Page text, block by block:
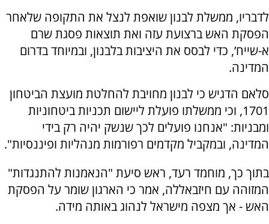
לדבריו, ממשלת לבנון שואפת לנצל את התקופה שלאחר
הפסקת האש ברצועת עזה ואת תוצאות פסגת שרם
א-שייח’, כדי לבסס את היציבות בלבנון, ובמיוחד בדרום
המדינה.
סלאם הדגיש כי לבנון מחויבת להחלטת מועצת הביטחון
1701, וכי ממשלתו פועלת ליישום תכניות ביטחוניות
ומבניות: "אנחנו פועלים לכך שנשק יהיה רק בידי
המדינה, ובמקביל מקדמים רפורמות מנהליות ופיננסיות".
בתוך כך, מוחמד רעד, ראש סיעת "הנאמנות להתנגדות"
המזוהה עם חיזבאללה, אמר כי הארגון שומר על הפסקת
האש - אך מצפה מישראל לנהוג באותה מידה.